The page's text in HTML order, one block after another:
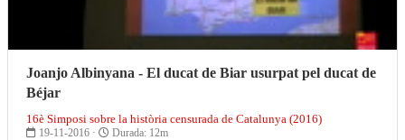
Joanjo Albinyana - El ducat de Biar usurpat pel ducat de
Béjar
16è Simposi sobre la història censurada de Catalunya (2016)
19-11-2016 · Durada: 12m